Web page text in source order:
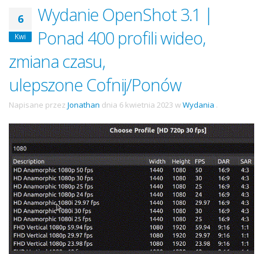
6
Kwi
Wydanie OpenShot 3.1 |
Ponad 400 profili wideo,
zmiana czasu,
ulepszone Cofnij/Ponów
Napisane przez Jonathan dnia 6 kwietnia 2023 wWydania .